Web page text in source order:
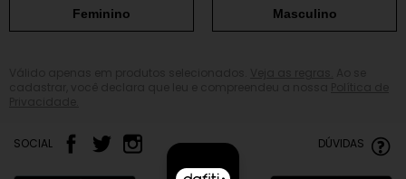
Feminino Masculino
SOCIAL DÚVIDAS